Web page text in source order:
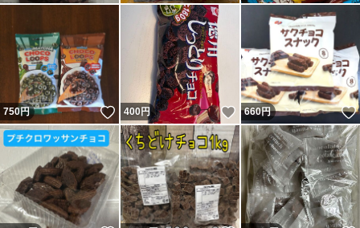
750円 いいね！
400円 いいね！
660円